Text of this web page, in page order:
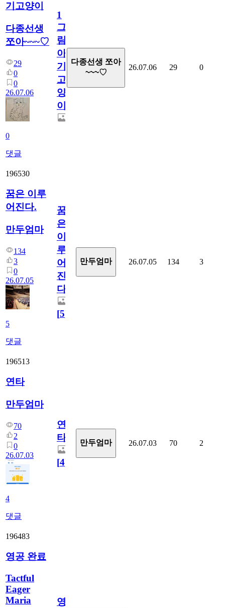
기고양이
다종선생
쪼아~~~♡
29
0
0
26.07.06
0
댓글
1
그
림...
아
기
고
양
이
다종선생 쪼아
~~~♡
26.07.06 29 0
196530
꿈은 이루
어진다.
만두엄마
134
3
0
26.07.05
5
댓글
꿈
은
이
루
어
진
다.
[5]
만두엄마 26.07.05 134 3
196513
연타
만두엄마
70
2
0
26.07.03
4
댓글
연
타
[4]
만두엄마 26.07.03 70 2
196483
영공 완료
Tactful
Eager
Maria
영